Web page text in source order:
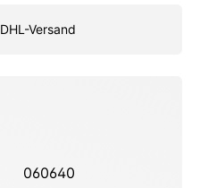
DHL-Versand
060640